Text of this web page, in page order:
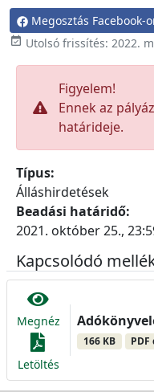
Megosztás Facebook-
 Utolsó frissítés: 2022.
Figyelem!
Ennek az
határideje.
Típus:
Álláshirdetések
Beadási határidő:
2021. október 25.,
Kapcsolódó
Megnéz
Letöltés
166 KB